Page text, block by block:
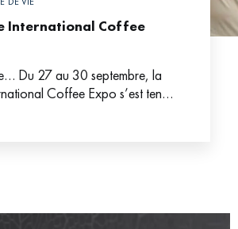
International Coffee
Du 27 au 30 septembre, la
Coffee Expo s’est tenue